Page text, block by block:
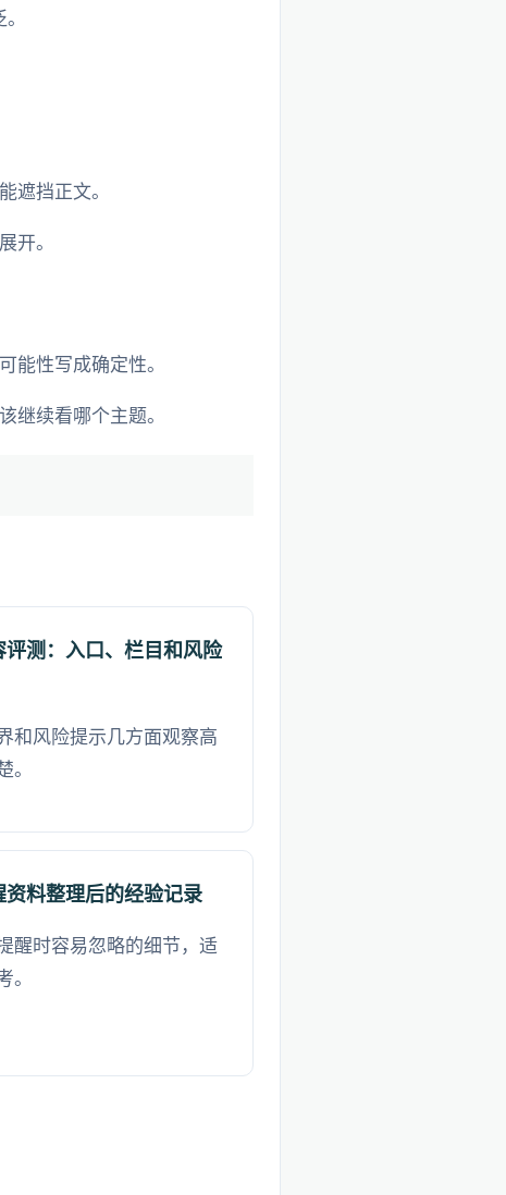
遮挡正文。
开。
能性写成确定性。
继续看哪个主题。
测：入口、栏目和风险
和风险提示几方面观察高
。
料整理后的经验记录
醒时容易忽略的细节，适
。